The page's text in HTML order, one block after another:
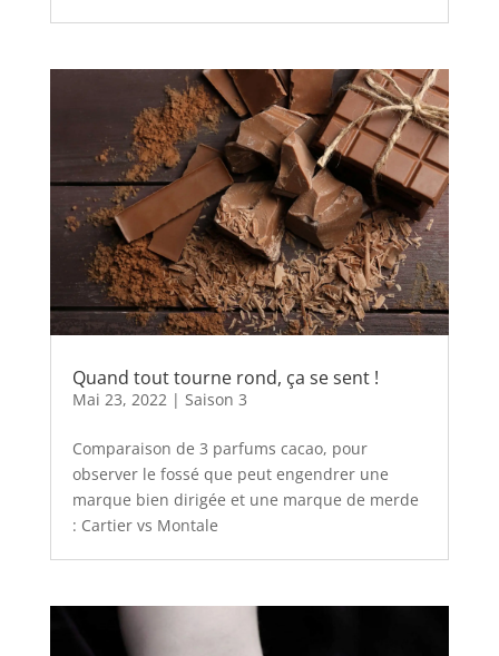
Quand tout tourne rond, ça se sent !
Mai 23, 2022| Saison 3
Comparaison de 3 parfums cacao, pour
observer le fossé que peut engendrer une
marque bien dirigée et une marque de merde
: Cartier vs Montale